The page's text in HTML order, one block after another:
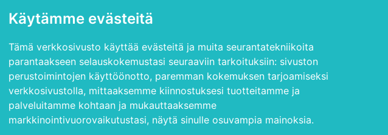
Käytämme evästeitä
Tämä verkkosivusto käyttää evästeitä ja muita seurantatekniikoita
parantaakseen selauskokemustasi seuraaviin tarkoituksiin: sivuston
perustoimintojen käyttöönotto, paremman kokemuksen tarjoamiseksi
verkkosivustolla, mittaaksemme kiinnostuksesi tuotteitamme ja
palveluitamme kohtaan ja mukauttaaksemme
markkinointivuorovaikutustasi, näytä sinulle osuvampia mainoksia.
Kysymyksesi tai toiveesi
Olen lukenut ja hyväksyn yksityisyysehdot